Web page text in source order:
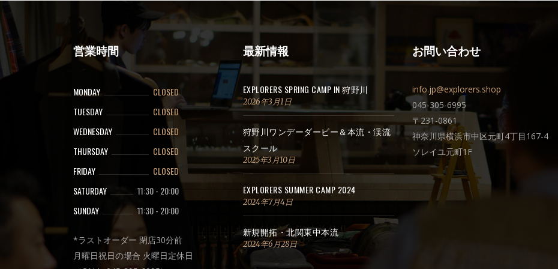
営業時間
MONDAY
CLOSED
TUESDAY
CLOSED
WEDNESDAY
CLOSED
THURSDAY
CLOSED
FRIDAY
CLOSED
SATURDAY
11:30- 20:00
SUNDAY
11:30- 20:00
*ラストオーダー 閉店30分前
月曜日祝日の場合 火曜日定休日
最新情報
EXPLORERS SPRING CAMP IN 狩野川
2026年3月1日
狩野川ワンデーダービー＆本流・渓流
スクール
2025年3月10日
EXPLORERS SUMMER CAMP 2024
2024年7月4日
新規開拓・北関東中本流
2024年6月28日
お問い合わせ
info.jp@explorers.shop
045-305-6995
〒231-0861
神奈川県横浜市中区元町4丁目167-4
ソレイユ元町1F